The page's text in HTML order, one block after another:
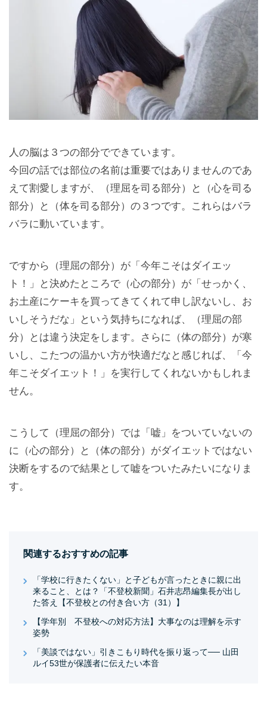
人の脳は３つの部分でできています。
今回の話では部位の名前は重要ではありませんのであ
えて割愛しますが、（理屈を司る部分）と（心を司る
部分）と（体を司る部分）の３つです。これらはバラ
バラに動いています。
ですから（理屈の部分）が「今年こそはダイエッ
ト！」と決めたところで（心の部分）が「せっかく、
お土産にケーキを買ってきてくれて申し訳ないし、お
いしそうだな」という気持ちになれば、（理屈の部
分）とは違う決定をします。さらに（体の部分）が寒
いし、こたつの温かい方が快適だなと感じれば、「今
年こそダイエット！」を実行してくれないかもしれま
せん。
こうして（理屈の部分）では「嘘」をついていないの
に（心の部分）と（体の部分）がダイエットではない
決断をするので結果として嘘をついたみたいになりま
す。
関連するおすすめの記事
「学校に行きたくない」と子どもが言ったときに親に出
来ること、とは？「不登校新聞」石井志昂編集長が出し
た答え【不登校との付き合い方（31）】
【学年別 不登校への対応方法】大事なのは理解を示す
姿勢
「美談ではない」引きこもり時代を振り返って── 山田
ルイ53世が保護者に伝えたい本音